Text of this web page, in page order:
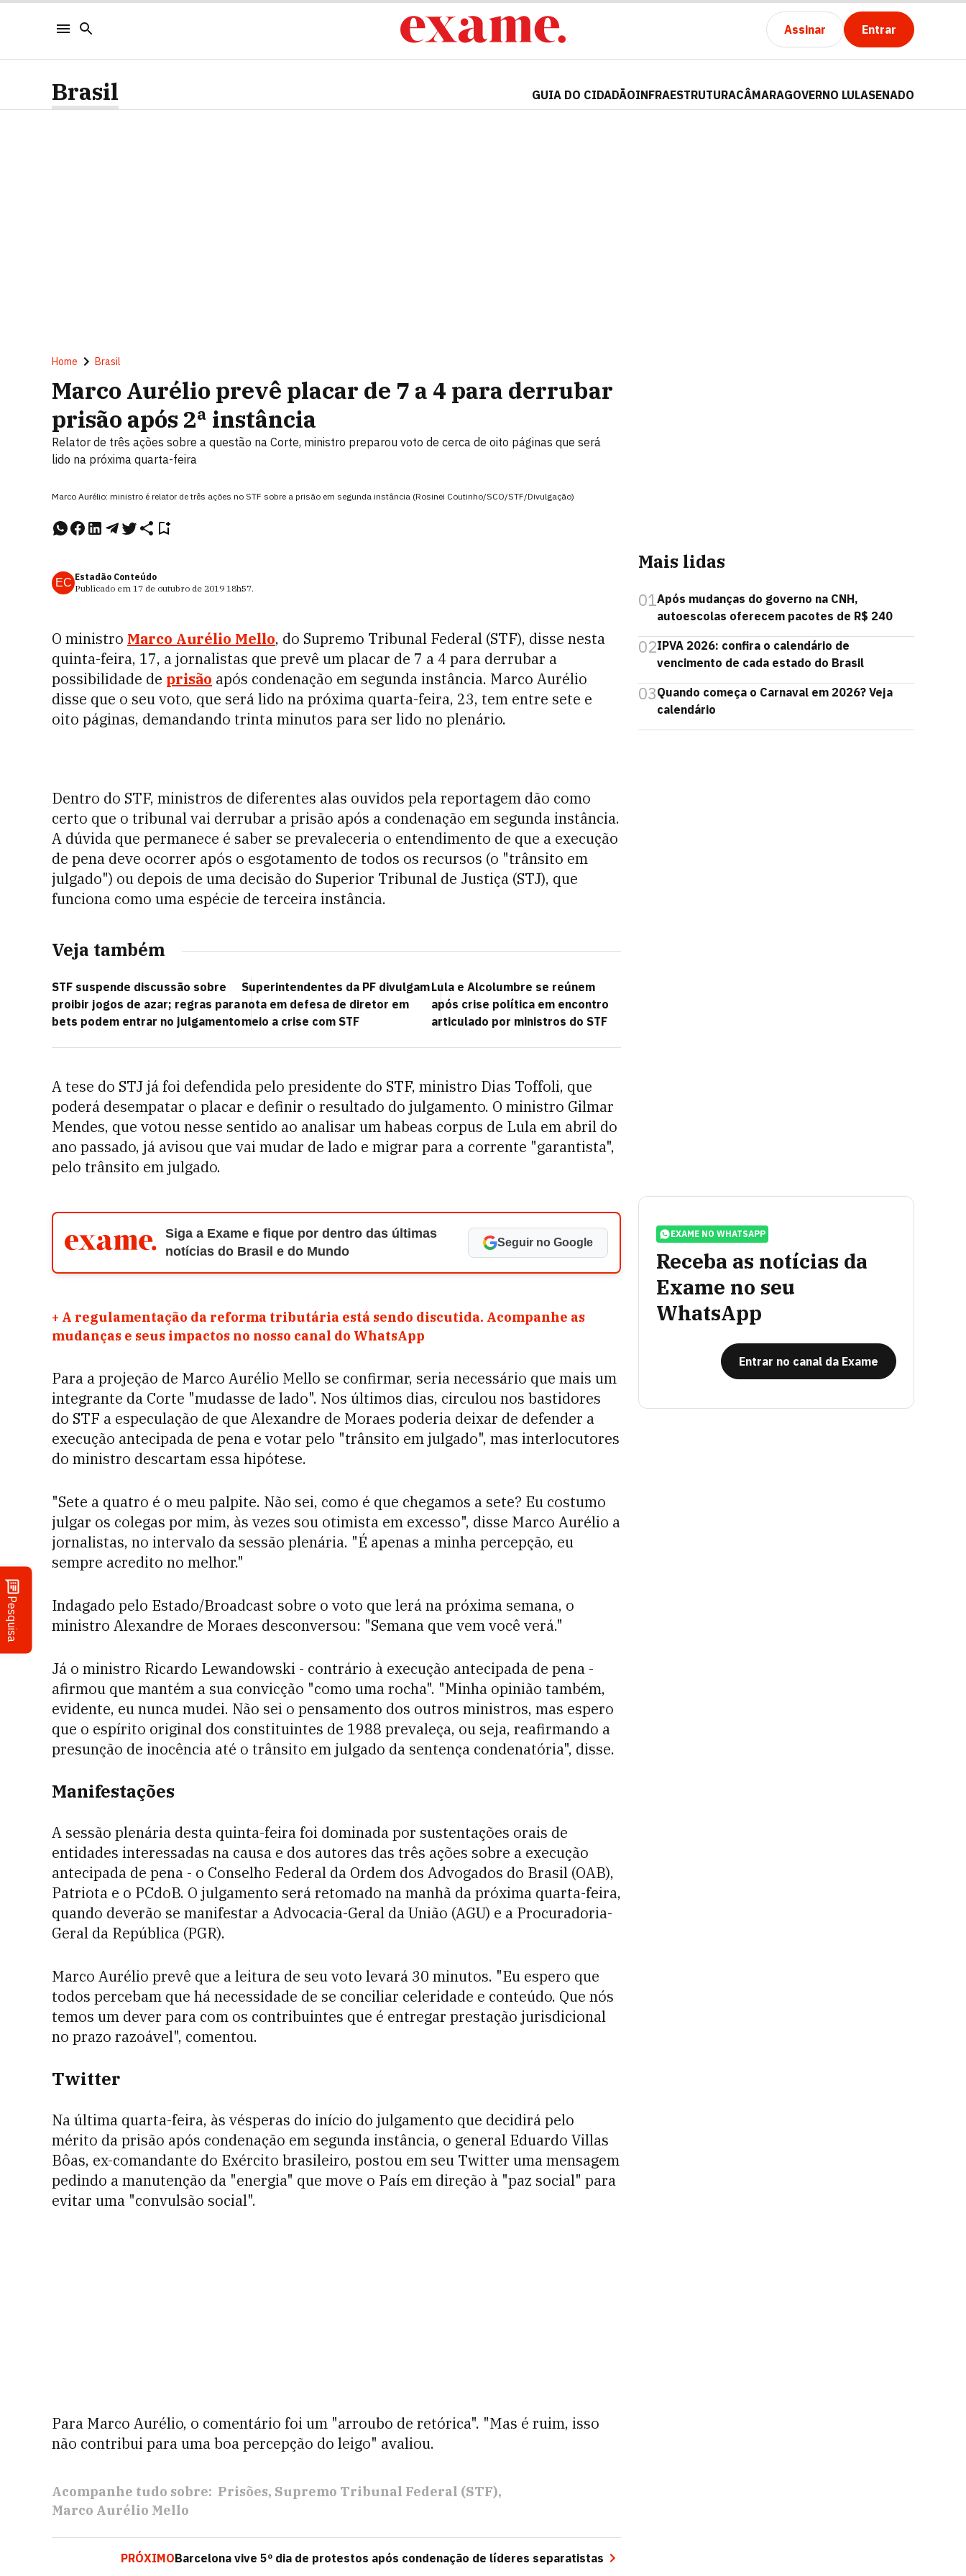
Assinar Entrar
Pesquisa
Brasil GUIA DO CIDADÃOINFRAESTRUTURACÂMARAGOVERNO LULASENADO
Home Brasil
Marco Aurélio prevê placar de 7 a 4 para derrubar
prisão após 2ª instância
Relator de três ações sobre a questão na Corte, ministro preparou voto de cerca de oito páginas que será
lido na próxima quarta-feira
Marco Aurélio: ministro é relator de três ações no STF sobre a prisão em segunda instância (Rosinei Coutinho/SCO/STF/Divulgação)
EC Estadão Conteúdo
Publicado em 17 de outubro de 2019 18h57.
O ministro Marco Aurélio Mello, do Supremo Tribunal Federal (STF), disse nesta
quinta-feira, 17, a jornalistas que prevê um placar de 7 a 4 para derrubar a
possibilidade de prisão após condenação em segunda instância. Marco Aurélio
disse que o seu voto, que será lido na próxima quarta-feira, 23, tem entre sete e
oito páginas, demandando trinta minutos para ser lido no plenário.
Dentro do STF, ministros de diferentes alas ouvidos pela reportagem dão como
certo que o tribunal vai derrubar a prisão após a condenação em segunda instância.
A dúvida que permanece é saber se prevaleceria o entendimento de que a execução
de pena deve ocorrer após o esgotamento de todos os recursos (o "trânsito em
julgado") ou depois de uma decisão do Superior Tribunal de Justiça (STJ), que
funciona como uma espécie de terceira instância.
Veja também
STF suspende discussão sobre
proibir jogos de azar; regras para
bets podem entrar no julgamento
Superintendentes da PF divulgam
nota em defesa de diretor em
meio a crise com STF
Lula e Alcolumbre se reúnem
após crise política em encontro
articulado por ministros do STF
A tese do STJ já foi defendida pelo presidente do STF, ministro Dias Toffoli, que
poderá desempatar o placar e definir o resultado do julgamento. O ministro Gilmar
Mendes, que votou nesse sentido ao analisar um habeas corpus de Lula em abril do
ano passado, já avisou que vai mudar de lado e migrar para a corrente "garantista",
pelo trânsito em julgado.
Siga a Exame e fique por dentro das últimas
notícias do Brasil e do Mundo
Seguir no Google
+ A regulamentação da reforma tributária está sendo discutida. Acompanhe as
mudanças e seus impactos no nosso canal do WhatsApp
Para a projeção de Marco Aurélio Mello se confirmar, seria necessário que mais um
integrante da Corte "mudasse de lado". Nos últimos dias, circulou nos bastidores
do STF a especulação de que Alexandre de Moraes poderia deixar de defender a
execução antecipada de pena e votar pelo "trânsito em julgado", mas interlocutores
do ministro descartam essa hipótese.
"Sete a quatro é o meu palpite. Não sei, como é que chegamos a sete? Eu costumo
julgar os colegas por mim, às vezes sou otimista em excesso", disse Marco Aurélio a
jornalistas, no intervalo da sessão plenária. "É apenas a minha percepção, eu
sempre acredito no melhor."
Indagado pelo Estado/Broadcast sobre o voto que lerá na próxima semana, o
ministro Alexandre de Moraes desconversou: "Semana que vem você verá."
Já o ministro Ricardo Lewandowski - contrário à execução antecipada de pena -
afirmou que mantém a sua convicção "como uma rocha". "Minha opinião também,
evidente, eu nunca mudei. Não sei o pensamento dos outros ministros, mas espero
que o espírito original dos constituintes de 1988 prevaleça, ou seja, reafirmando a
presunção de inocência até o trânsito em julgado da sentença condenatória", disse.
Manifestações
A sessão plenária desta quinta-feira foi dominada por sustentações orais de
entidades interessadas na causa e dos autores das três ações sobre a execução
antecipada de pena - o Conselho Federal da Ordem dos Advogados do Brasil (OAB),
Patriota e o PCdoB. O julgamento será retomado na manhã da próxima quarta-feira,
quando deverão se manifestar a Advocacia-Geral da União (AGU) e a Procuradoria-
Geral da República (PGR).
Marco Aurélio prevê que a leitura de seu voto levará 30 minutos. "Eu espero que
todos percebam que há necessidade de se conciliar celeridade e conteúdo. Que nós
temos um dever para com os contribuintes que é entregar prestação jurisdicional
no prazo razoável", comentou.
Twitter
Na última quarta-feira, às vésperas do início do julgamento que decidirá pelo
mérito da prisão após condenação em segunda instância, o general Eduardo Villas
Bôas, ex-comandante do Exército brasileiro, postou em seu Twitter uma mensagem
pedindo a manutenção da "energia" que move o País em direção à "paz social" para
evitar uma "convulsão social".
Para Marco Aurélio, o comentário foi um "arroubo de retórica". "Mas é ruim, isso
não contribui para uma boa percepção do leigo" avaliou.
Acompanhe tudo sobre: Prisões Supremo Tribunal Federal (STF)
Marco Aurélio Mello
PRÓXIMOBarcelona vive 5º dia de protestos após condenação de líderes separatistas
Mais lidas
01Após mudanças do governo na CNH,
autoescolas oferecem pacotes de R$ 240
02IPVA 2026: confira o calendário de
vencimento de cada estado do Brasil
03Quando começa o Carnaval em 2026? Veja
calendário
EXAME NO WHATSAPP
Receba as notícias da
Exame no seu
WhatsApp
Entrar no canal da Exame